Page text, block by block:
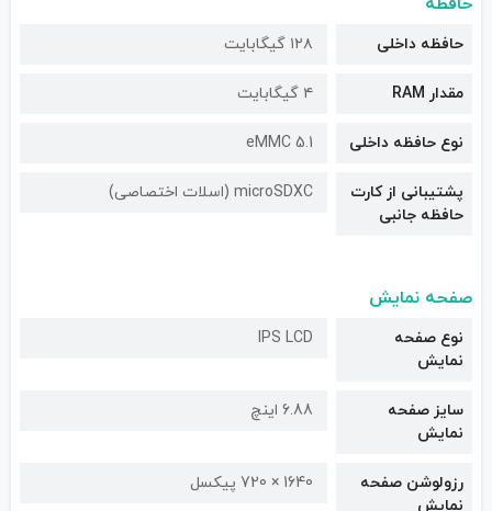
حافظه داخلی ۱۲۸ گیگابایت
مقدار RAM ۴ گیگابایت
نوع حافظه داخلی eMMC 5.1
پشتیبانی از کارت
حافظه جانبی
microSDXC (اسلات اختصاصی)
صفحه نمایش
نوع صفحه
نمایش
IPS LCD
سایز صفحه
نمایش
6.88 اینچ
رزولوشن صفحه
نمایش
1640 × 720 پیکسل